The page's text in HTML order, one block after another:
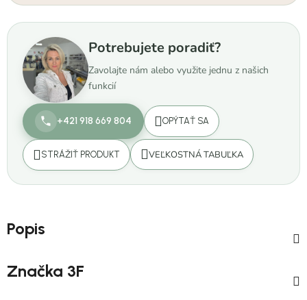
Potrebujete poradiť?
Zavolajte nám alebo využite jednu z našich
funkcií
+421 918 669 804 OPÝTAŤ SA
STRÁŽIŤ PRODUKT VEĽKOSTNÁ TABUĽKA
Popis
Značka 3F